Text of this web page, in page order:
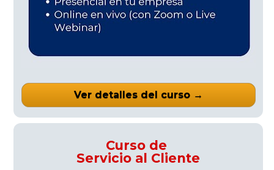
Ver detalles del curso →
Curso de
Servicio al Cliente